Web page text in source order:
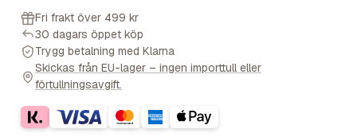
Fri frakt över 499 kr
30 dagars öppet köp
Trygg betalning med Klarna
Skickas från EU-lager – ingen importtull eller
förtullningsavgift.